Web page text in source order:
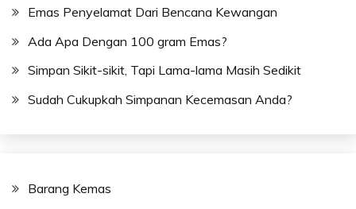
Emas Penyelamat Dari Bencana Kewangan
Ada Apa Dengan 100 gram Emas?
Simpan Sikit-sikit, Tapi Lama-lama Masih Sedikit
Sudah Cukupkah Simpanan Kecemasan Anda?
Barang Kemas